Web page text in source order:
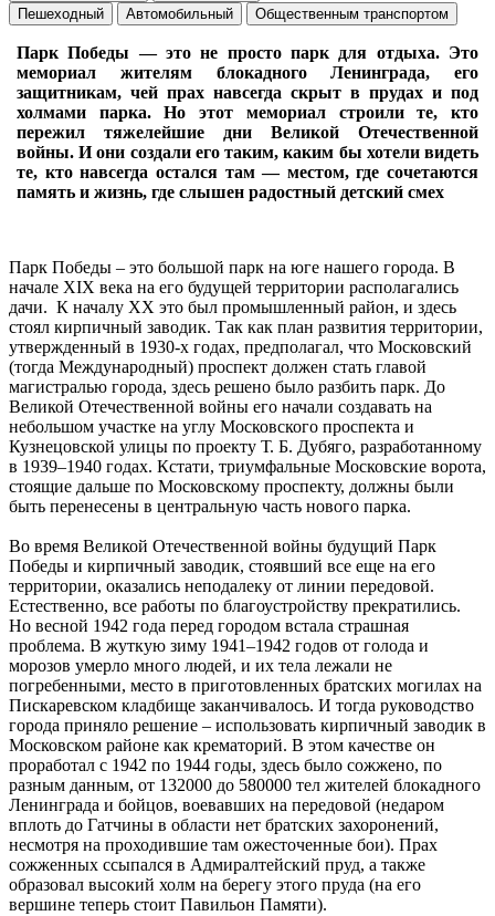
Пешеходный Автомобильный Общественным транспортом
Парк Победы — это не просто парк для отдыха. Это
мемориал жителям блокадного Ленинграда, его
защитникам, чей прах навсегда скрыт в прудах и под
холмами парка. Но этот мемориал строили те, кто
пережил тяжелейшие дни Великой Отечественной
войны. И они создали его таким, каким бы хотели видеть
те, кто навсегда остался там — местом, где сочетаются
память и жизнь, где слышен радостный детский смех
Парк Победы – это большой парк на юге нашего города. В
начале XIX века на его будущей территории располагались
дачи. К началу XX это был промышленный район, и здесь
стоял кирпичный заводик. Так как план развития территории,
утвержденный в 1930-х годах, предполагал, что Московский
(тогда Международный) проспект должен стать главой
магистралью города, здесь решено было разбить парк. До
Великой Отечественной войны его начали создавать на
небольшом участке на углу Московского проспекта и
Кузнецовской улицы по проекту Т. Б. Дубяго, разработанному
в 1939–1940 годах. Кстати, триумфальные Московские ворота,
стоящие дальше по Московскому проспекту, должны были
быть перенесены в центральную часть нового парка.
Во время Великой Отечественной войны будущий Парк
Победы и кирпичный заводик, стоявший все еще на его
территории, оказались неподалеку от линии передовой.
Естественно, все работы по благоустройству прекратились.
Но весной 1942 года перед городом встала страшная
проблема. В жуткую зиму 1941–1942 годов от голода и
морозов умерло много людей, и их тела лежали не
погребенными, место в приготовленных братских могилах на
Пискаревском кладбище заканчивалось. И тогда руководство
города приняло решение – использовать кирпичный заводик в
Московском районе как крематорий. В этом качестве он
проработал с 1942 по 1944 годы, здесь было сожжено, по
разным данным, от 132000 до 580000 тел жителей блокадного
Ленинграда и бойцов, воевавших на передовой (недаром
вплоть до Гатчины в области нет братских захоронений,
несмотря на проходившие там ожесточенные бои). Прах
сожженных ссыпался в Адмиралтейский пруд, а также
образовал высокий холм на берегу этого пруда (на его
вершине теперь стоит Павильон Памяти).